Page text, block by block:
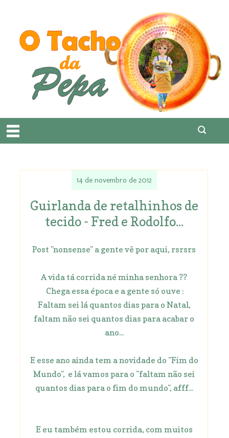
14 de novembro de 2012
Guirlanda de retalhinhos de
tecido - Fred e Rodolfo...
Post "nonsense" a gente vê por aqui, rsrsrs
A vida tá corrida né minha senhora ??
Chega essa época e a gente só ouve :
Faltam sei lá quantos dias para o Natal,
faltam não sei quantos dias para acabar o
ano...
E esse ano ainda tem a novidade do "Fim do
Mundo", e lá vamos para o "faltam não sei
quantos dias para o fim do mundo", afff...
E eu também estou corrida, com muitos